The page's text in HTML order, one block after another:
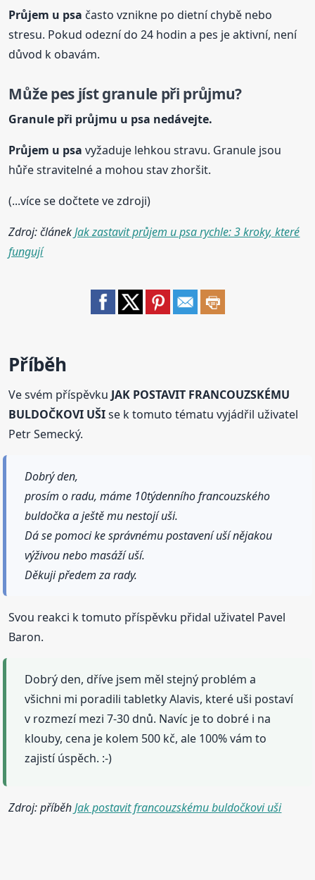
Průjem u psa často vznikne po dietní chybě nebo
stresu. Pokud odezní do 24 hodin a pes je aktivní, není
důvod k obavám.
Může pes jíst granule při průjmu?
Granule při průjmu u psa nedávejte.
Průjem u psa vyžaduje lehkou stravu. Granule jsou
hůře stravitelné a mohou stav zhoršit.
(...více se dočtete ve zdroji)
Zdroj: článekJak zastavit průjem u psa rychle: 3 kroky, které
fungují
Příběh
Ve svém příspěvku JAK POSTAVIT FRANCOUZSKÉMU
BULDOČKOVI UŠIse k tomuto tématu vyjádřil uživatel
Petr Semecký.
Dobrý den,
prosím o radu, máme 10týdenního francouzského
buldočka a ještě mu nestojí uši.
Dá se pomoci ke správnému postavení uší nějakou
výživou nebo masáží uší.
Děkuji předem za rady.
Svou reakci k tomuto příspěvku přidal uživatel Pavel
Baron.
Dobrý den, dříve jsem měl stejný problém a
všichni mi poradili tabletky Alavis, které uši postaví
v rozmezí mezi 7-30 dnů. Navíc je to dobré i na
klouby, cena je kolem 500 kč, ale 100% vám to
zajistí úspěch. :-)
Zdroj: příběhJak postavit francouzskému buldočkovi uši